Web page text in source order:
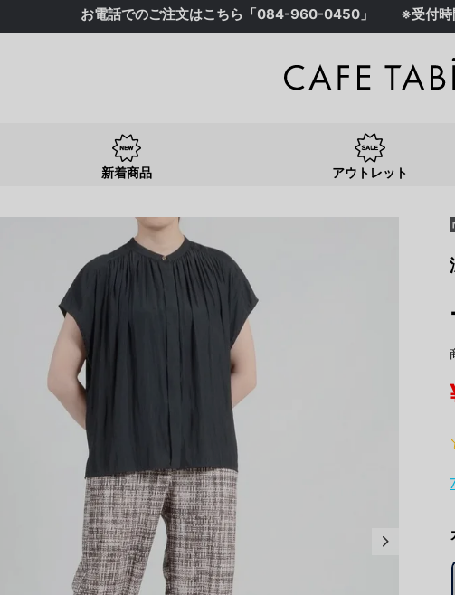
お電話でのご注文はこちら「084-960-0450 」 ※受付時
新着商品 アウトレット